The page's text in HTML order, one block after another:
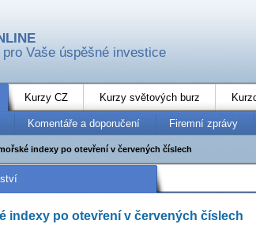
Vaše úspěšné investice
Kurzy CZ Kurzy světových burz
Komentáře a doporučení Firemní zprávy
indexy po otevření v červených číslech
indexy po otevření v červených číslech